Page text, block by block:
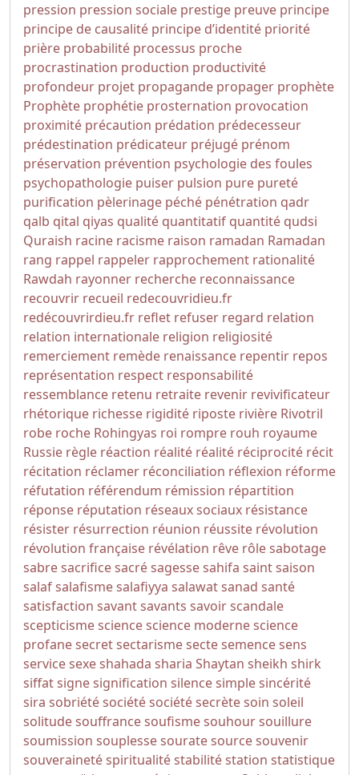
pression pression sociale prestige preuve principe
principe de causalité principe d’identité priorité
prière probabilité processus proche
procrastination production productivité
profondeur projet propagande propager prophète
Prophète prophétie prosternation provocation
proximité précaution prédation prédecesseur
prédestination prédicateur préjugé prénom
préservation prévention psychologie des foules
psychopathologie puiser pulsion pure pureté
purification pèlerinage péché pénétration qadr
qalb qital qiyas qualité quantitatif quantité qudsi
Quraish racine racisme raison ramadan Ramadan
rang rappel rappeler rapprochement rationalité
Rawdah rayonner recherche reconnaissance
recouvrir recueil redecouvridieu.fr
redécouvrirdieu.fr reflet refuser regard relation
relation internationale religion religiosité
remerciement remède renaissance repentir repos
représentation respect responsabilité
ressemblance retenu retraite revenir revivificateur
rhétorique richesse rigidité riposte rivière Rivotril
robe roche Rohingyas roi rompre rouh royaume
Russie règle réaction réalité réalité réciprocité récit
récitation réclamer réconciliation réflexion réforme
réfutation référendum rémission répartition
réponse réputation réseaux sociaux résistance
résister résurrection réunion réussite révolution
révolution française révélation rêve rôlesabotage
sabresacrificesacrésagessesahifa saintsaison
salafsalafismesalafiyya salawatsanad santé
satisfaction savantsavants savoirscandale
scepticismesciencescience modernescience
profanesecretsectarismesectesemencesens
servicesexeshahada sharia Shaytan sheikh shirk
siffatsignesignification silencesimplesincérité
sira sobriétésociétésociété secrètesoin soleil
solitudesouffrancesoufismesouhoursouillure
soumission souplessesouratesourcesouvenir
souverainetéspiritualitéstabilitéstation statistique